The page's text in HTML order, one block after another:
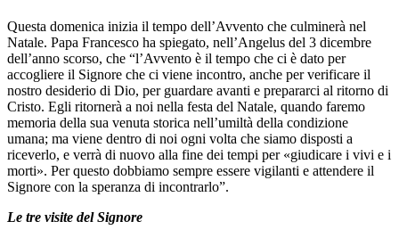
Questa domenica inizia il tempo dell’Avvento che culminerà nel
Natale. Papa Francesco ha spiegato, nell’Angelus del 3 dicembre
dell’anno scorso, che “l’Avvento è il tempo che ci è dato per
accogliere il Signore che ci viene incontro, anche per verificare il
nostro desiderio di Dio, per guardare avanti e prepararci al ritorno di
Cristo. Egli ritornerà a noi nella festa del Natale, quando faremo
memoria della sua venuta storica nell’umiltà della condizione
umana; ma viene dentro di noi ogni volta che siamo disposti a
riceverlo, e verrà di nuovo alla fine dei tempi per «giudicare i vivi e i
morti». Per questo dobbiamo sempre essere vigilanti e attendere il
Signore con la speranza di incontrarlo”.
Le tre visite del Signore